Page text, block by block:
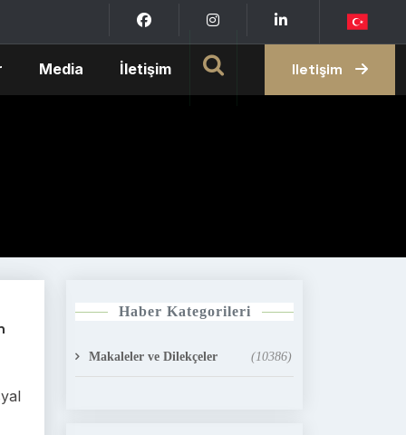
Media İletişim Iletişim
Haber Kategorileri
Makaleler ve Dilekçeler (10386)